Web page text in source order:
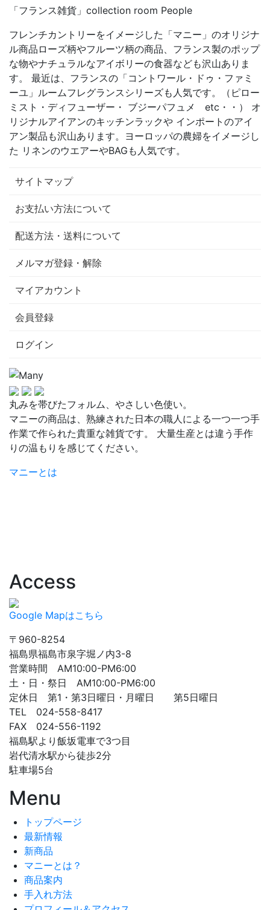
「フランス雑貨」collection room People
フレンチカントリーをイメージした「マニー」のオリジナ
ル商品ローズ柄やフルーツ柄の商品、フランス製のポップ
な物やナチュラルなアイボリーの食器なども沢山ありま
す。 最近は、フランスの「コントワール・ドゥ・ファミ
ーユ」ルームフレグランスシリーズも人気です。（ピロー
ミスト・ディフューザー・ ブジーパフュメ etc・・） オ
リジナルアイアンのキッチンラックや インポートのアイ
アン製品も沢山あります。ヨーロッパの農婦をイメージし
た リネンのウエアーやBAGも人気です。
サイトマップ
お支払い方法について
配送方法・送料について
メルマガ登録・解除
マイアカウント
会員登録
ログイン
丸みを帯びたフォルム、やさしい色使い。
マニーの商品は、熟練された日本の職人による一つ一つ手
作業で作られた貴重な雑貨です。 大量生産とは違う手作
りの温もりを感じてください。
マニーとは
Access
Google Mapはこちら
〒960-8254
福島県福島市泉字堀ノ内3-8
営業時間 AM10:00-PM6:00
土・日・祭日 AM10:00-PM6:00
定休日 第1・第3日曜日・月曜日 第5日曜日
TEL 024-558-8417
FAX 024-556-1192
福島駅より飯坂電車で3つ目
岩代清水駅から徒歩2分
駐車場5台
Menu
トップページ
最新情報
新商品
マニーとは？
商品案内
手入れ方法